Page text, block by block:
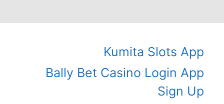
Kumita Slots App
Bally Bet Casino Login App
Sign Up